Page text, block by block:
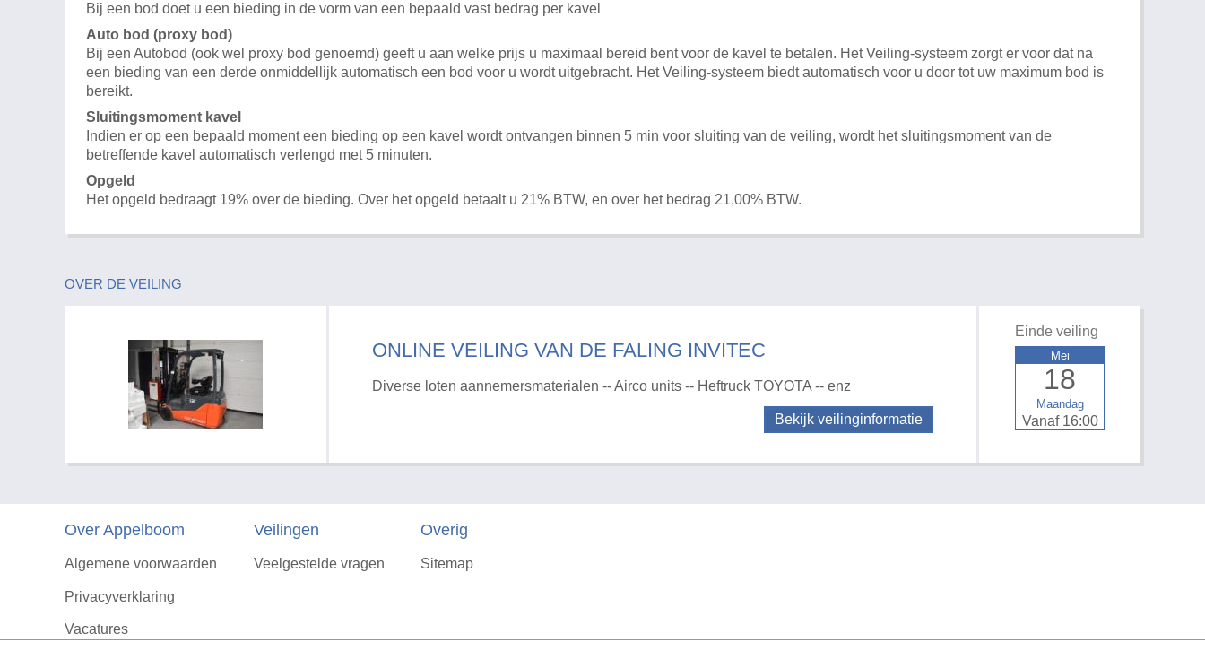
Bij een bod doet u een bieding in de vorm van een bepaald vast bedrag per kavel
Auto bod (proxy bod)
Bij een Autobod (ook wel proxy bod genoemd) geeft u aan welke prijs u maximaal bereid bent voor de kavel te betalen. Het Veiling-systeem zorgt er voor dat na
een bieding van een derde onmiddellijk automatisch een bod voor u wordt uitgebracht. Het Veiling-systeem biedt automatisch voor u door tot uw maximum bod is
bereikt.
Sluitingsmoment kavel
Indien er op een bepaald moment een bieding op een kavel wordt ontvangen binnen 5 min voor sluiting van de veiling, wordt het sluitingsmoment van de
betreffende kavel automatisch verlengd met 5 minuten.
Opgeld
Het opgeld bedraagt 19% over de bieding. Over het opgeld betaalt u 21% BTW, en over het bedrag 21,00% BTW.
OVER DE VEILING
ONLINE VEILING VAN DE FALING INVITEC
Diverse loten aannemersmaterialen -- Airco units -- Heftruck TOYOTA -- enz
Bekijk veilinginformatie
Einde veiling
Maandag
18
Mei
Vanaf 16:00
Over Appelboom
Algemene voorwaarden
Privacyverklaring
Vacatures
Veilingen
Veelgestelde vragen
Overig
Sitemap